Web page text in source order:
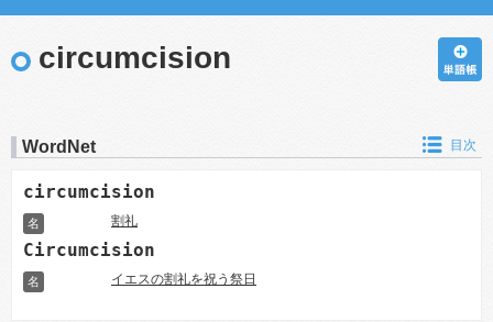
circumcision
WordNet 目次
circumcision
名 割礼
Circumcision
名 イエスの割礼を祝う祭日